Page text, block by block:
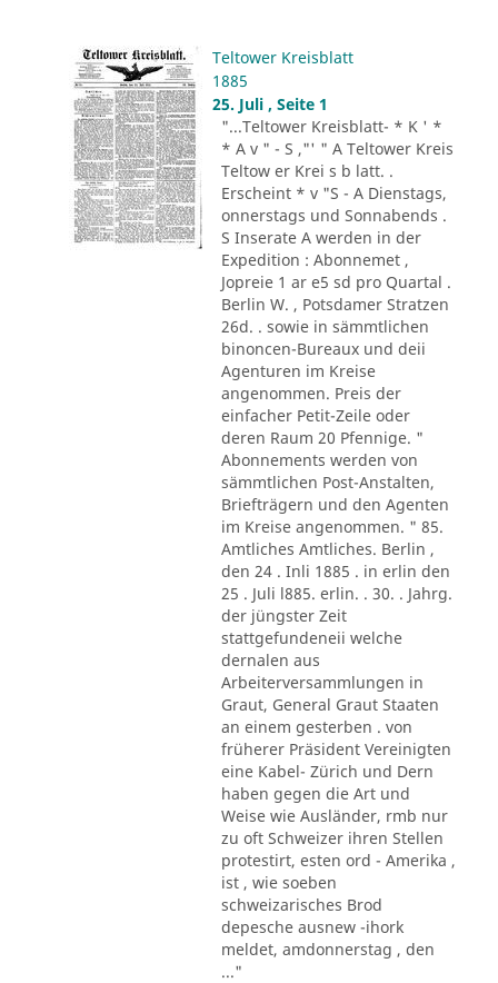
Teltower Kreisblatt
1885
25. Juli , Seite 1
"...Teltower Kreisblatt- * K ' *
* A v " - S ,"' " A Teltower Kreis
Teltow er Krei s b latt. .
Erscheint * v "S - A Dienstags,
onnerstags und Sonnabends .
S Inserate A werden in der
Expedition : Abonnemet ,
Jopreie 1 ar e5 sd pro Quartal .
Berlin W. , Potsdamer Stratzen
26d. . sowie in sämmtlichen
binoncen-Bureaux und deii
Agenturen im Kreise
angenommen. Preis der
einfacher Petit-Zeile oder
deren Raum 20 Pfennige. "
Abonnements werden von
sämmtlichen Post-Anstalten,
Briefträgern und den Agenten
im Kreise angenommen. " 85.
Amtliches Amtliches. Berlin ,
den 24 . Inli 1885 . in erlin den
25 . Juli l885. erlin. . 30. . Jahrg.
der jüngster Zeit
stattgefundeneii welche
dernalen aus
Arbeiterversammlungen in
Graut, General Graut Staaten
an einem gesterben . von
früherer Präsident Vereinigten
eine Kabel- Zürich und Dern
haben gegen die Art und
Weise wie Ausländer, rmb nur
zu oft Schweizer ihren Stellen
protestirt, esten ord - Amerika ,
ist , wie soeben
schweizarisches Brod
depesche ausnew -ihork
meldet, amdonnerstag , den
..."